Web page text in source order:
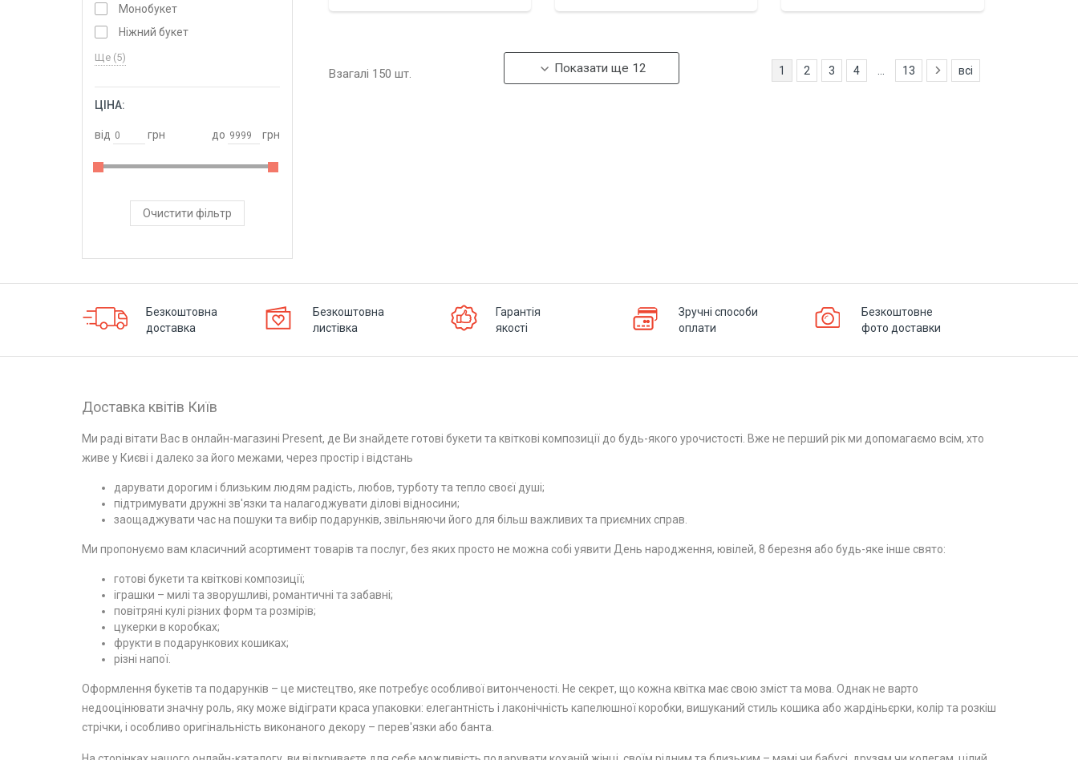
Монобукет
Ніжний букет
Ще (5)
ЦІНА:
від грн до грн
Очистити фільтр
Взагалі 150 шт. Показати ще 12 1 2 3 4 13 всі
Безкоштовна
доставка
Безкоштовна
листівка
Гарантія
якості
Зручні способи
оплати
Безкоштовне
фото доставки
Доставка квітів Київ
Ми раді вітати Вас в онлайн-магазині Present, де Ви знайдете готові букети та квіткові композиції до будь-якого урочистості. Вже не перший рік ми допомагаємо всім, хто
живе у Києві і далеко за його межами, через простір і відстань
дарувати дорогим і близьким людям радість, любов, турботу та тепло своєї душі;
підтримувати дружні зв'язки та налагоджувати ділові відносини;
заощаджувати час на пошуки та вибір подарунків, звільняючи його для більш важливих та приємних справ.
Ми пропонуємо вам класичний асортимент товарів та послуг, без яких просто не можна собі уявити День народження, ювілей, 8 березня або будь-яке інше свято:
готові букети та квіткові композиції;
іграшки – милі та зворушливі, романтичні та забавні;
повітряні кулі різних форм та розмірів;
цукерки в коробках;
фрукти в подарункових кошиках;
різні напої.
Оформлення букетів та подарунків – це мистецтво, яке потребує особливої ​​витонченості. Не секрет, що кожна квітка має свою зміст та мова. Однак не варто
недооцінювати значну роль, яку може відіграти краса упаковки: елегантність і лаконічність капелюшної коробки, вишуканий стиль кошика або жардіньєрки, колір та розкіш
стрічки, і особливо оригінальність виконаного декору – перев'язки або банта.